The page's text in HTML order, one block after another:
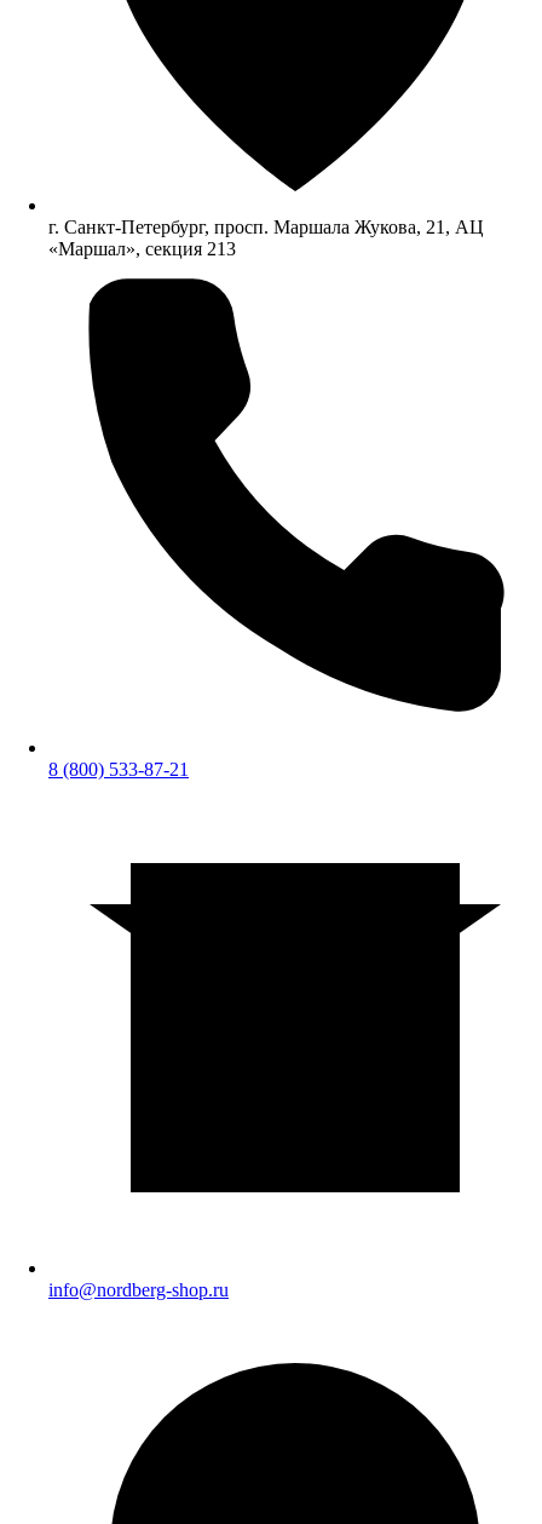
г. Санкт-Петербург, просп. Маршала Жукова, 21, АЦ
«Маршал», секция 213
8 (800) 533-87-21
info@nordberg-shop.ru